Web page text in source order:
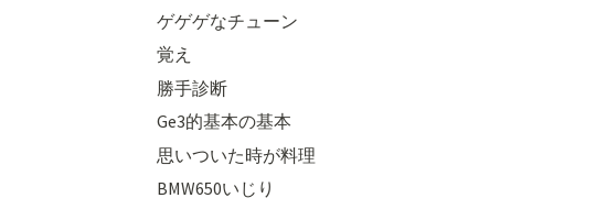
ゲゲゲなチューン
覚え
勝手診断
Ge3的基本の基本
思いついた時が料理
BMW650いじり